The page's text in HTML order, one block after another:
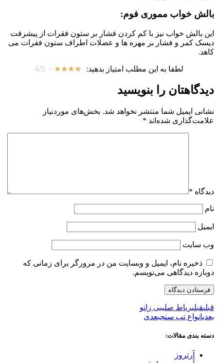
بالش خواب مموری فوم:
این بالش خواب نیز با کم کردن فشار بر ستون فقرات از پیشرفت
دیسک کمر و فشار بر مهره ها و عضلات اطراف ستون فقرات می
کاهد.
لطفا به این مطلب امتیاز بدهید: ☆
☆
☆
☆
☆
4/5
دیدگاهتان را بنویسید
نشانی ایمیل شما منتشر نخواهد شد. بخش‌های موردنیاز
علامت‌گذاری شده‌اند *
دیدگاه *
نام
ایمیل
وب‌ سایت
ذخیره نام، ایمیل و وبسایت من در مرورگر برای زمانی که
دوباره دیدگاهی می‌نویسم.
قبلیقبلیرباط صلیبی زانو
بعدیانواع تب سنجبعدی
دسته بندی مقالات:
آرتروز